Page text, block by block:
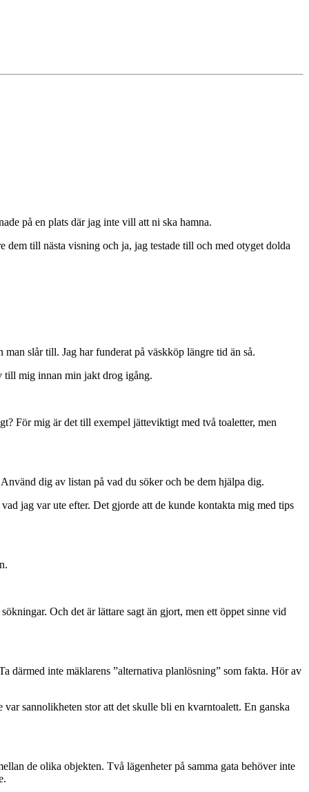
på en plats där jag inte vill att ni ska hamna.
dem till nästa visning och ja, jag testade till och med otyget dolda
slår till. Jag har funderat på väskköp längre tid än så.
till mig innan min jakt drog igång.
För mig är det till exempel jätteviktigt med två toaletter, men
dig av listan på vad du söker och be dem hjälpa dig.
jag var ute efter. Det gjorde att de kunde kontakta mig med tips
Och det är lättare sagt än gjort, men ett öppet sinne vid
därmed inte mäklarens ”alternativa planlösning” som fakta. Hör av
sannolikheten stor att det skulle bli en kvarntoalett. En ganska
de olika objekten. Två lägenheter på samma gata behöver inte